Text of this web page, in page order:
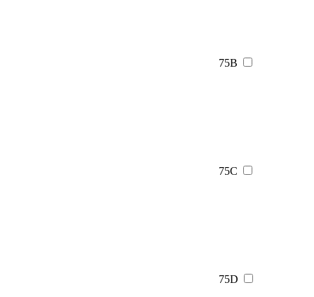
75B
75C
75D